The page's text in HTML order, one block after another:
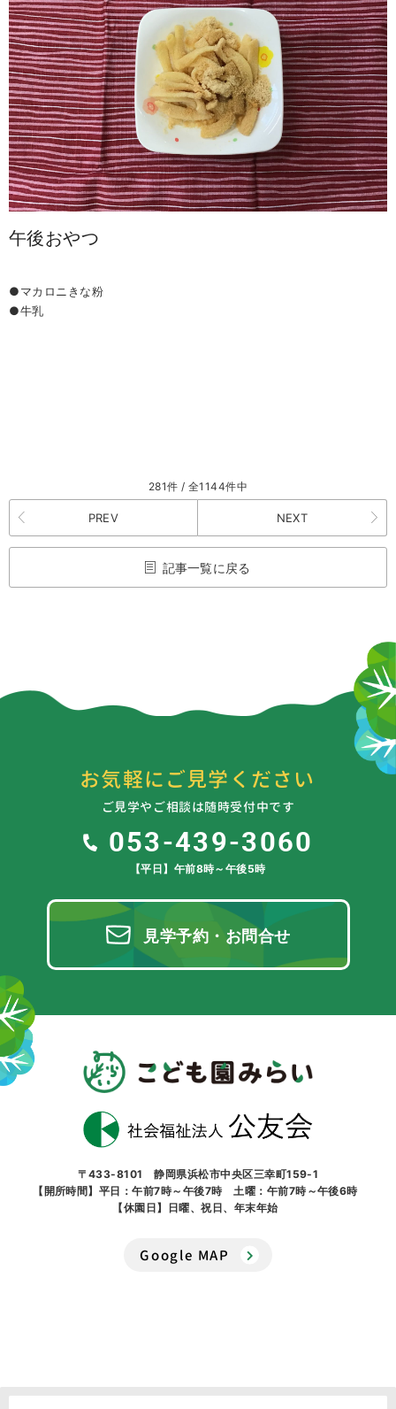
午後おやつ
●マカロニきな粉
●牛乳
281件 / 全1144件中
PREV NEXT
記事一覧に戻る
お気軽にご見学ください
ご見学やご相談は随時受付中です
053-439-3060
【平日】午前8時～午後5時
見学予約・お問合せ
〒433-8101 静岡県浜松市中央区三幸町159-1
【開所時間】平日：午前7時～午後7時 土曜：午前7時～午後6時
【休園日】日曜、祝日、年末年始
Google MAP